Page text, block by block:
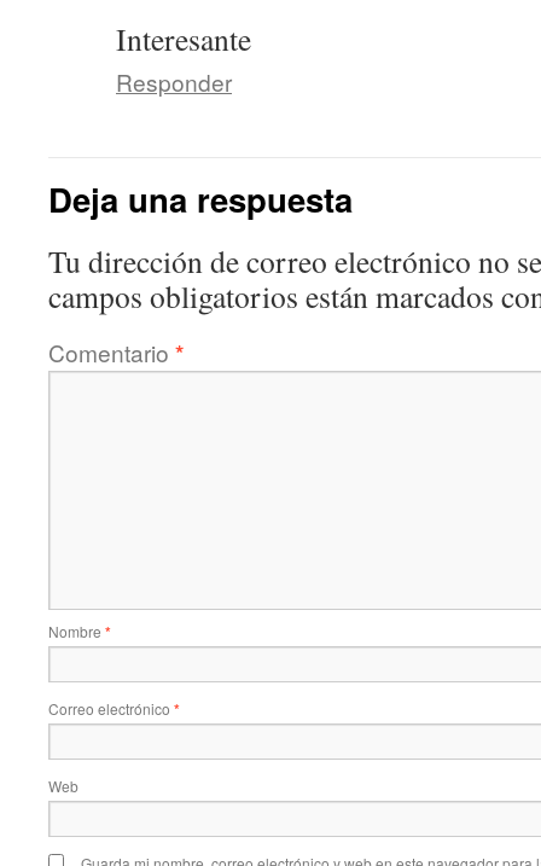
Interesante
Responder
Deja una respuesta
Tu dirección de correo electrónico no
campos obligatorios están marcados
Comentario *
Nombre *
Correo electrónico *
Web